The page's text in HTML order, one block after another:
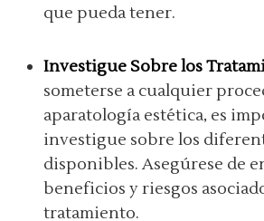
que pueda tener.
Investigue Sobre los
someterse a cualquier
aparatología estética, es
investigue sobre los
disponibles. Asegúrese de
beneficios y riesgos
tratamiento.